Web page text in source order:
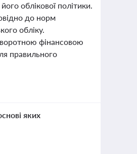
облікової політики.
до норм
обліку.
фінансовою
правильного
яких